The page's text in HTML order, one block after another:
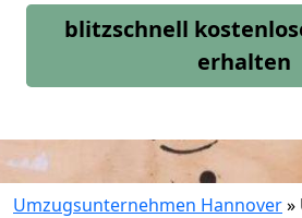
blitzschnell
erhalten
Umzugsunternehmen Hannover»